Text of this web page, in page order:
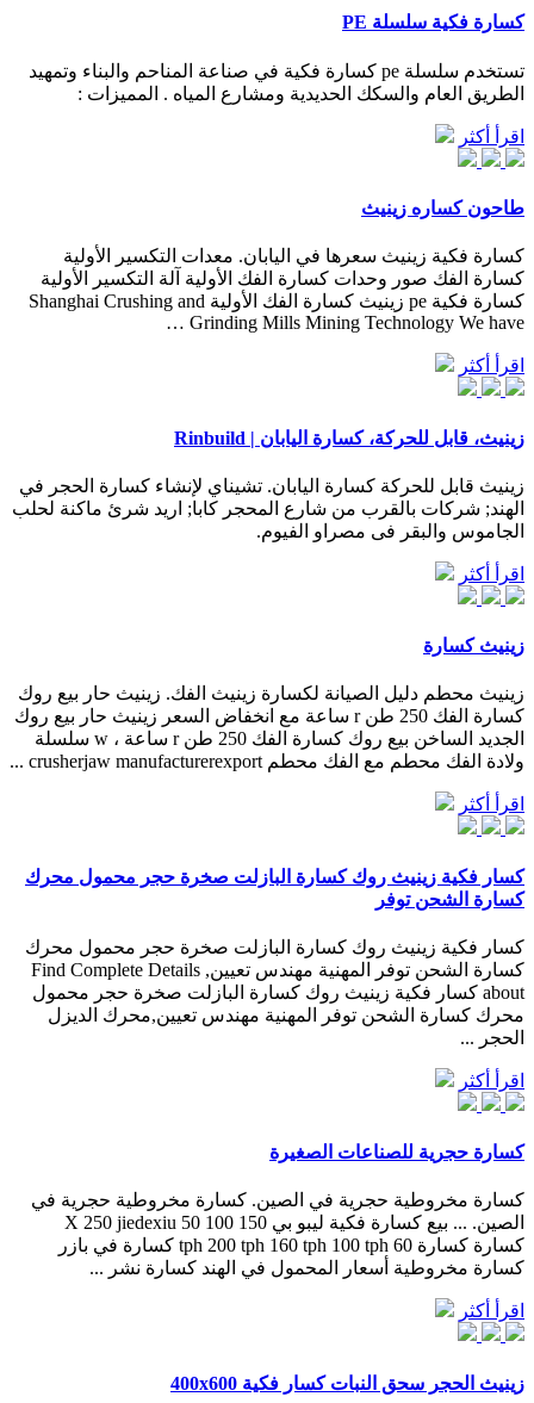
كسارة فكية سلسلة PE
تستخدم سلسلة pe كسارة فكية في صناعة المناحم والبناء وتمهيد
الطريق العام والسكك الحديدية ومشارع المياه . المميزات :
اقرأ أكثر
طاحون كساره زينيث
كسارة فكية زينيث سعرها في اليابان. معدات التكسير الأولية
كسارة الفك صور وحدات كسارة الفك الأولية آلة التكسير الأولية
كسارة فكية pe زينيث كسارة الفك الأولية Shanghai Crushing and
Grinding Mills Mining Technology We have …
اقرأ أكثر
زينيث، قابل للحركة، كسارة اليابان | Rinbuild
زينيث قابل للحركة كسارة اليابان. تشيناي لإنشاء كسارة الحجر في
الهند; شركات بالقرب من شارع المحجر كابا; اريد شرئ ماكنة لحلب
الجاموس والبقر فى مصراو الفيوم.
اقرأ أكثر
زينيث كسارة
زينيث محطم دليل الصيانة لكسارة زينيث الفك. زينيث حار بيع روك
كسارة الفك 250 طن r ساعة مع انخفاض السعر زينيث حار بيع روك
الجديد الساخن بيع روك كسارة الفك 250 طن r ساعة ، w سلسلة
ولادة الفك محطم مع الفك محطم crusherjaw manufacturerexport ...
اقرأ أكثر
كسار فكية زينيث روك كسارة البازلت صخرة حجر محمول محرك
كسارة الشحن توفر
كسار فكية زينيث روك كسارة البازلت صخرة حجر محمول محرك
كسارة الشحن توفر المهنية مهندس تعيين, Find Complete Details
about كسار فكية زينيث روك كسارة البازلت صخرة حجر محمول
محرك كسارة الشحن توفر المهنية مهندس تعيين,محرك الديزل
الحجر ...
اقرأ أكثر
كسارة حجرية للصناعات الصغيرة
كسارة مخروطية حجرية في الصين. كسارة مخروطية حجرية في
الصين. ... بيع كسارة فكية ليبو بي 150 X 250 jiedexiu 50 100
كسارة كسارة tph 200 tph 160 tph 100 tph 60 كسارة في بازر
كسارة مخروطية أسعار المحمول في الهند كسارة نشر ...
اقرأ أكثر
زينيث الحجر سحق النبات كسار فكية 400x600